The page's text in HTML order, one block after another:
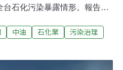
石化污染暴露情形。報告指
設施不到5公里。石化污染風
盤點全台共191處塑膠化學
中油 石化業
污染治理